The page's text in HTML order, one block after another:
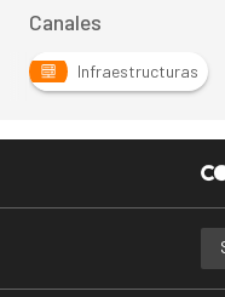
Canales
Infraestructuras